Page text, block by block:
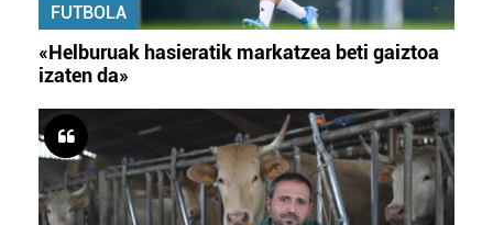
FUTBOLA
«Helburuak hasieratik markatzea beti gaiztoa
izaten da»